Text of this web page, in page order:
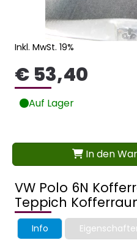
VW Polo 6N
Teppich
Info
Inkl. MwSt. 19%
€ 53,40
Auf Lager
In den